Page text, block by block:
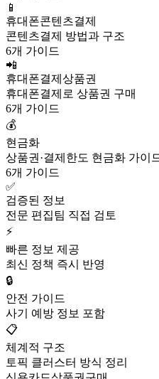
📱
휴대폰콘텐츠결제
콘텐츠결제 방법과 구조
6개 가이드
📲
휴대폰결제상품권
휴대폰결제로 상품권 구매
6개 가이드
💰
현금화
상품권·결제한도 현금화 가이
6개 가이드
✅
검증된 정보
전문 편집팀 직접 검토
⚡
빠른 정보 제공
최신 정책 즉시 반영
🔒
안전 가이드
사기 예방 정보 포함
📋
체계적 구조
토픽 클러스터 방식 정리